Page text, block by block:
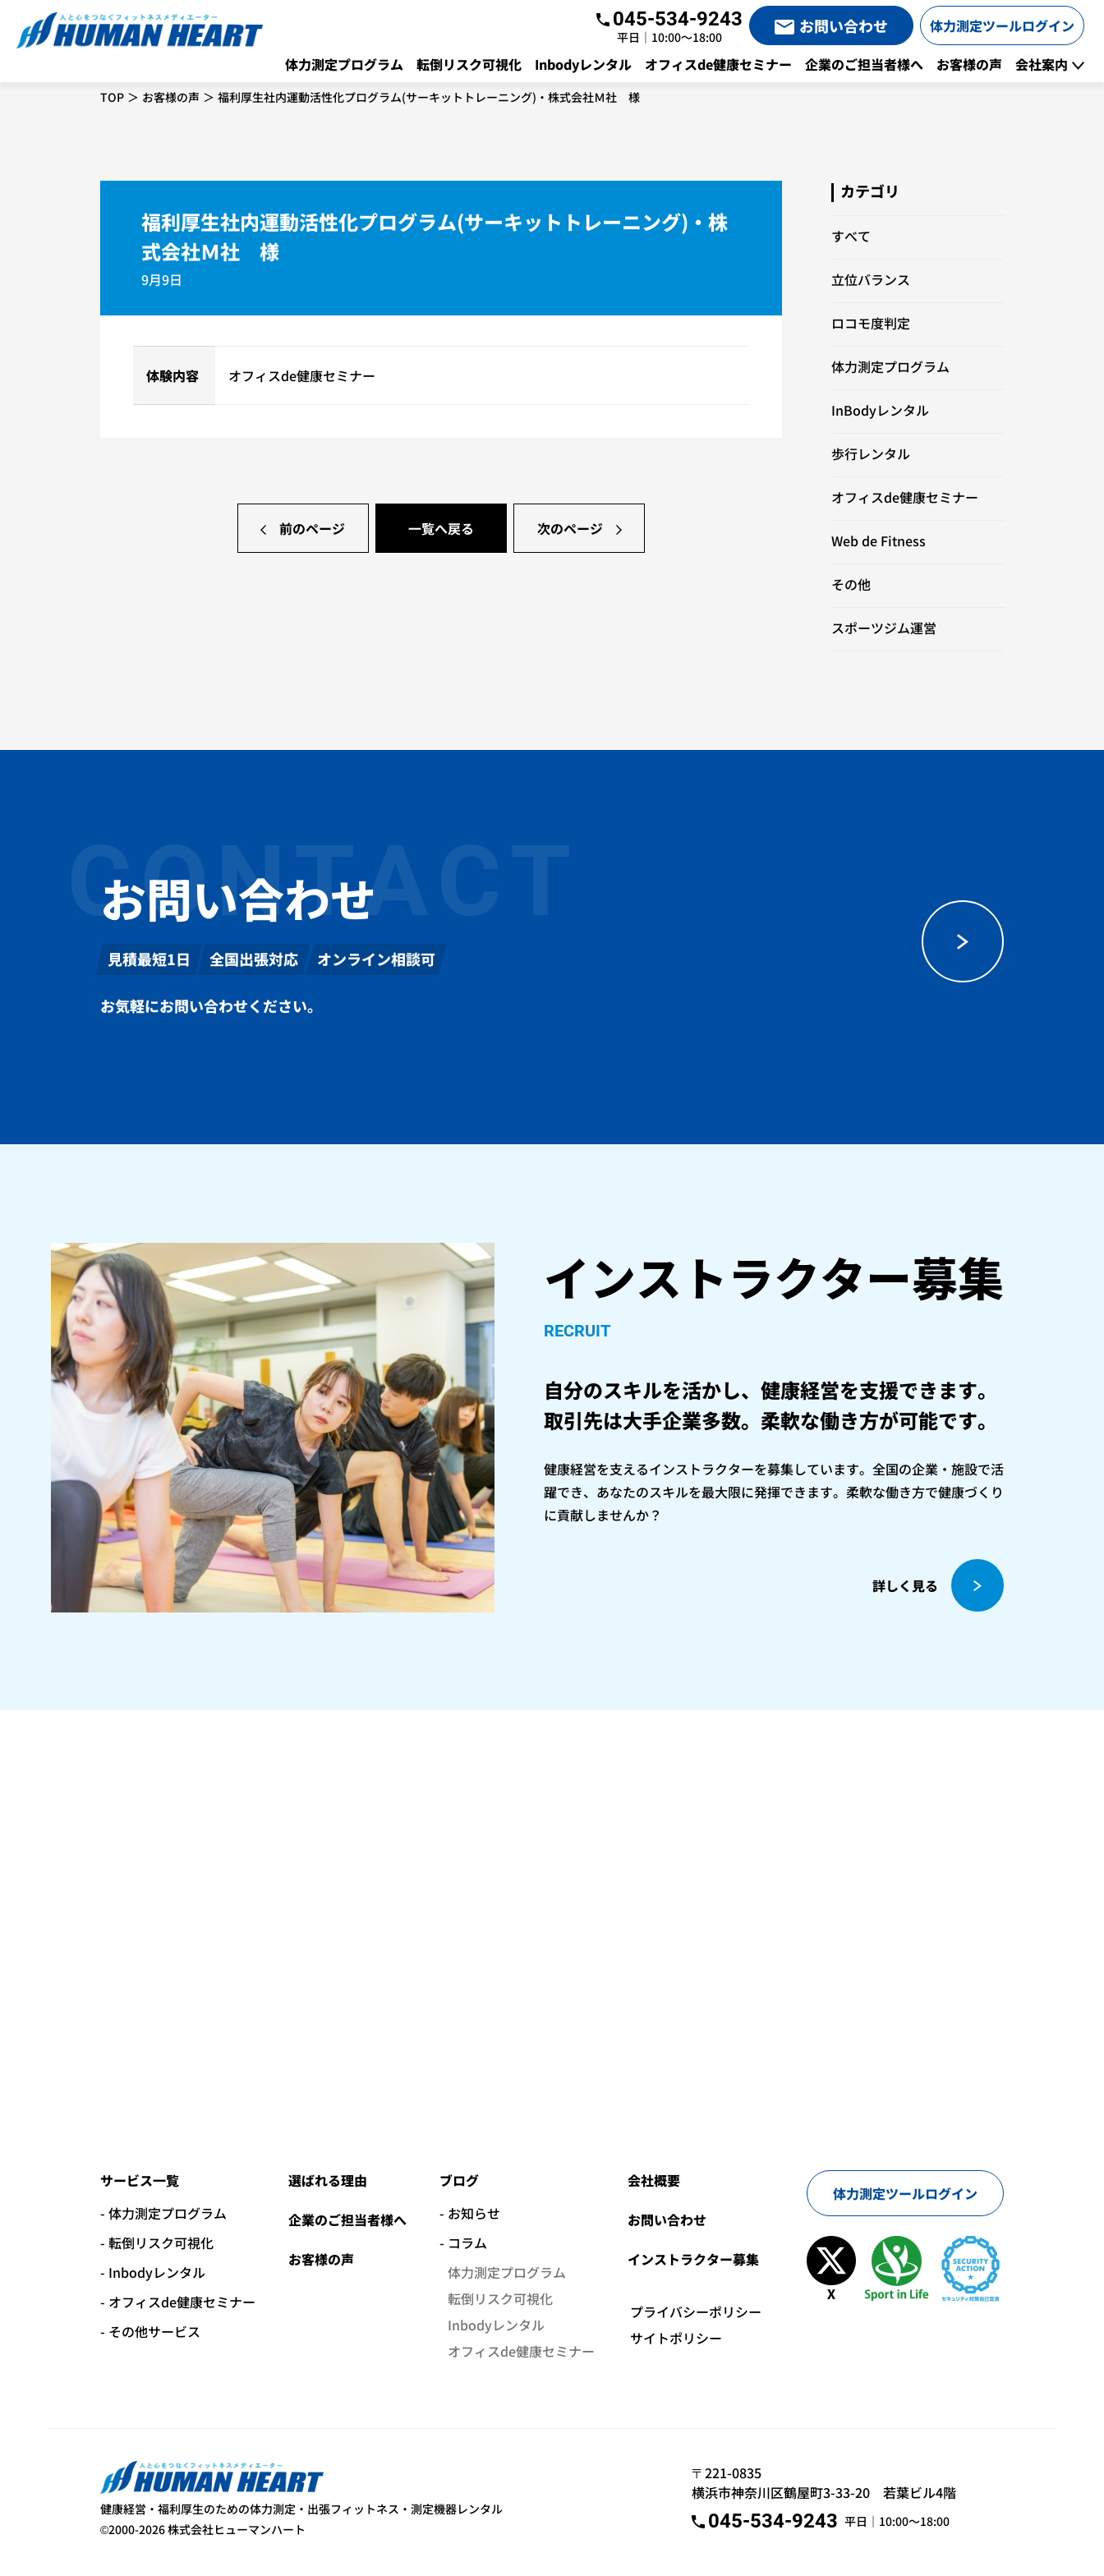
045-534-9243
平日｜10:00～18:00
お問い合わせ
体力測定ツールログイン
体力測定プログラム
転倒リスク可視化 Inbodyレンタル オフィスde健康セミナー 企業のご担当者様へ お客様の声 会社案内
TOP お客様の声 福利厚生社内運動活性化プログラム(サーキットトレーニング)・株式会社Ｍ社 様
福利厚生社内運動活性化プログラム(サーキットトレーニング)・株
式会社Ｍ社 様
9月9日
体験内容 オフィスde健康セミナー
前のページ 一覧へ戻る 次のページ
カテゴリ
すべて
立位バランス
ロコモ度判定
体力測定プログラム
InBodyレンタル
歩行レンタル
オフィスde健康セミナー
Web de Fitness
その他
スポーツジム運営
お問い合わせ
CONTACT
見積最短1日 全国出張対応 オンライン相談可
お気軽にお問い合わせください。
インストラクター募集
RECRUIT
自分のスキルを活かし、健康経営を支援できます。
取引先は大手企業多数。柔軟な働き方が可能です。
健康経営を支えるインストラクターを募集しています。全国の企業・施設で活
躍でき、あなたのスキルを最大限に発揮できます。柔軟な働き方で健康づくり
に貢献しませんか？
詳しく見る
サービス一覧
体力測定プログラム
転倒リスク可視化
Inbodyレンタル
オフィスde健康セミナー
その他サービス
選ばれる理由
企業のご担当者様へ
お客様の声
ブログ
お知らせ
コラム
体力測定プログラム
転倒リスク可視化
Inbodyレンタル
オフィスde健康セミナー
会社概要
お問い合わせ
インストラクター募集
プライバシーポリシー
サイトポリシー
体力測定ツールログイン
〒221-0835
横浜市神奈川区鶴屋町3-33-20 若葉ビル4階
045-534-9243 平日｜10:00～18:00
健康経営・福利厚生のための体力測定・出張フィットネス・測定機器レンタル
©2000-2026 株式会社ヒューマンハート